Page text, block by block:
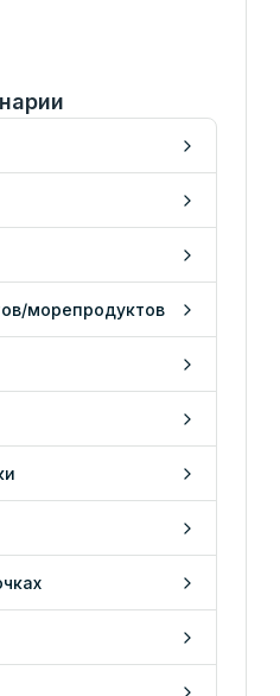
морепродуктов